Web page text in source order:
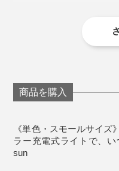
ラクに使えるから、子
でも重宝し、ギフトに
は、昨年の台風で私の
が低いPET素材なの
繰り返し充電した場
充電するのがおすす
《スモールサイズ仕様》
LED数：6灯
（弱モード）約15ル
商品を購入
《単色・スモールサイ
ラー充電式ライトで、
sun